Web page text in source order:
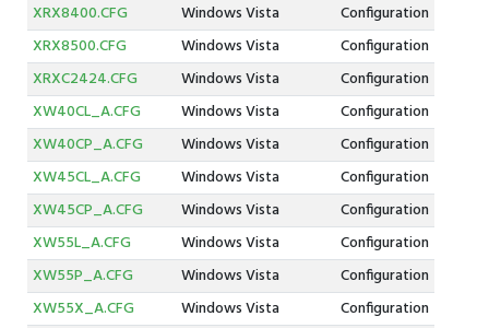
XRX8400.CFG
Windows Vista
Configuration
XRX8500.CFG
Windows Vista
Configuration
XRXC2424.CFG
Windows Vista
Configuration
XW40CL_A.CFG
Windows Vista
Configuration
XW40CP_A.CFG
Windows Vista
Configuration
XW45CL_A.CFG
Windows Vista
Configuration
XW45CP_A.CFG
Windows Vista
Configuration
XW55L_A.CFG
Windows Vista
Configuration
XW55P_A.CFG
Windows Vista
Configuration
XW55X_A.CFG
Windows Vista
Configuration